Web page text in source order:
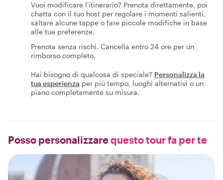
Vuoi modificare l'itinerario? Prenota direttamente, poi
chatta con il tuo host per regolare i momenti salienti,
saltare alcune tappe o fare piccole modifiche in base
alle tue preferenze.
Prenota senza rischi. Cancella entro 24 ore per un
rimborso completo.
Hai bisogno di qualcosa di speciale? Personalizza la
tua esperienza per più tempo, luoghi alternativi o un
piano completamente su misura.
Posso personalizzarequesto tour fa per te